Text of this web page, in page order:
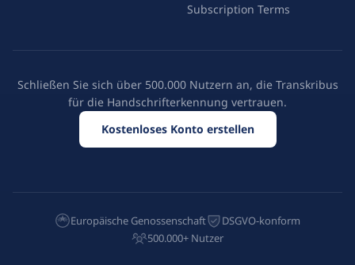
Subscription Terms
Schließen Sie sich über 500.000 Nutzern an, die Transkribus
für die Handschrifterkennung vertrauen.
Kostenloses Konto erstellen
Europäische Genossenschaft
DSGVO-konform
500.000+ Nutzer